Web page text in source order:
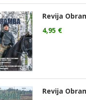
Revija
4,95 €
Revija